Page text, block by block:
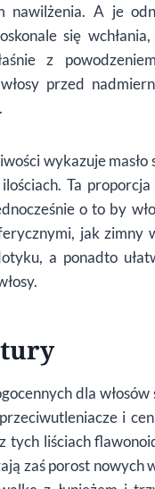
nawilżenia. A je
się
z
przed
wykazuje
Ta
o to by
jak zimny
a ponadto
dla włosów
i
liściach
zaś porost nowych